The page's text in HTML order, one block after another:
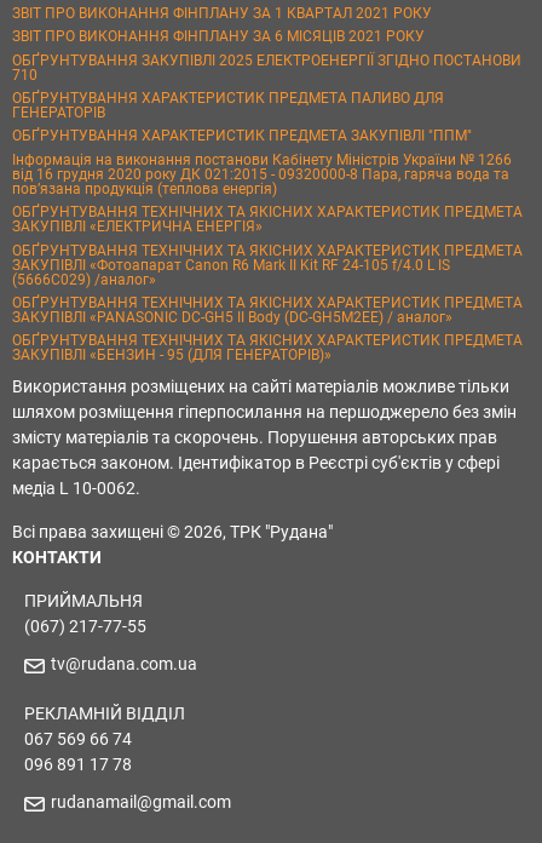
ЗВІТ ПРО ВИКОНАННЯ ФІНПЛАНУ ЗА 1 КВАРТАЛ 2021 РОКУ
ЗВІТ ПРО ВИКОНАННЯ ФІНПЛАНУ ЗА 6 МІСЯЦІВ 2021 РОКУ
ОБҐРУНТУВАННЯ ЗАКУПІВЛІ 2025 ЕЛЕКТРОЕНЕРГІЇ ЗГІДНО ПОСТАНОВИ
710
ОБҐРУНТУВАННЯ ХАРАКТЕРИСТИК ПРЕДМЕТА ПАЛИВО ДЛЯ
ГЕНЕРАТОРІВ
ОБҐРУНТУВАННЯ ХАРАКТЕРИСТИК ПРЕДМЕТА ЗАКУПІВЛІ "ППМ"
Інформація на виконання постанови Кабінету Міністрів України № 1266
від 16 грудня 2020 року ДК 021:2015 - 09320000-8 Пара, гаряча вода та
пов’язана продукція (теплова енергія)
ОБҐРУНТУВАННЯ ТЕХНІЧНИХ ТА ЯКІСНИХ ХАРАКТЕРИСТИК ПРЕДМЕТА
ЗАКУПІВЛІ «ЕЛЕКТРИЧНА ЕНЕРГІЯ»
ОБҐРУНТУВАННЯ ТЕХНІЧНИХ ТА ЯКІСНИХ ХАРАКТЕРИСТИК ПРЕДМЕТА
ЗАКУПІВЛІ «Фотоапарат Canon R6 Mark II Kit RF 24-105 f/4.0 L IS
(5666C029) /аналог»
ОБҐРУНТУВАННЯ ТЕХНІЧНИХ ТА ЯКІСНИХ ХАРАКТЕРИСТИК ПРЕДМЕТА
ЗАКУПІВЛІ «PANASONIC DC-GH5 II Body (DC-GH5M2EE) / аналог»
ОБҐРУНТУВАННЯ ТЕХНІЧНИХ ТА ЯКІСНИХ ХАРАКТЕРИСТИК ПРЕДМЕТА
ЗАКУПІВЛІ «БЕНЗИН - 95 (ДЛЯ ГЕНЕРАТОРІВ)»
Використання розміщених на сайті матеріалів можливе тільки
шляхом розміщення гіперпосилання на першоджерело без змін
змісту матеріалів та скорочень. Порушення авторських прав
карається законом. Ідентифікатор в Реєстрі суб'єктів у сфері
медіа L 10-0062.
Всі права захищені © 2026, ТРК "Рудана"
КОНТАКТИ
ПРИЙМАЛЬНЯ
(067) 217-77-55
tv@rudana.com.ua
РЕКЛАМНІЙ ВІДДІЛ
067 569 66 74
096 891 17 78
rudanamail@gmail.com